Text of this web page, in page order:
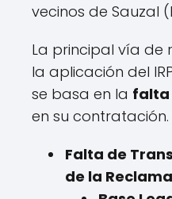
vecinos de Sauzal
La principal vía de
la aplicación del
se basa en la falta
en su contratación.
Falta de
de la